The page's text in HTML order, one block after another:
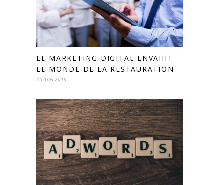
LE MARKETING DIGITAL ENVAHIT
LE MONDE DE LA RESTAURATION
25 JUIN 2019